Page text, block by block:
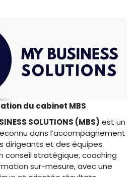
du cabinet MBS
SOLUTIONS (MBS) est un
dans l’accompagnement
dirigeants et des équipes.
conseil stratégique, coaching
sur-mesure, avec une